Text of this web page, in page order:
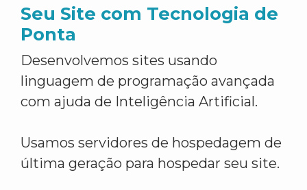
Seu Site com Tecnologia de
Ponta
Desenvolvemos sites usando
linguagem de programação avançada
com ajuda de Inteligência Artificial.
Usamos servidores de hospedagem de
última geração para hospedar seu site.